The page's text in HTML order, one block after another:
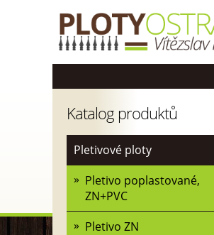
Katalog produktů
Pletivové ploty
Pletivo poplastované,
ZN+PVC
Pletivo ZN